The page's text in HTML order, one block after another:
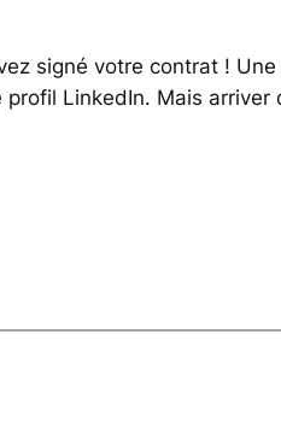
signé votre contrat !
LinkedIn. Mais